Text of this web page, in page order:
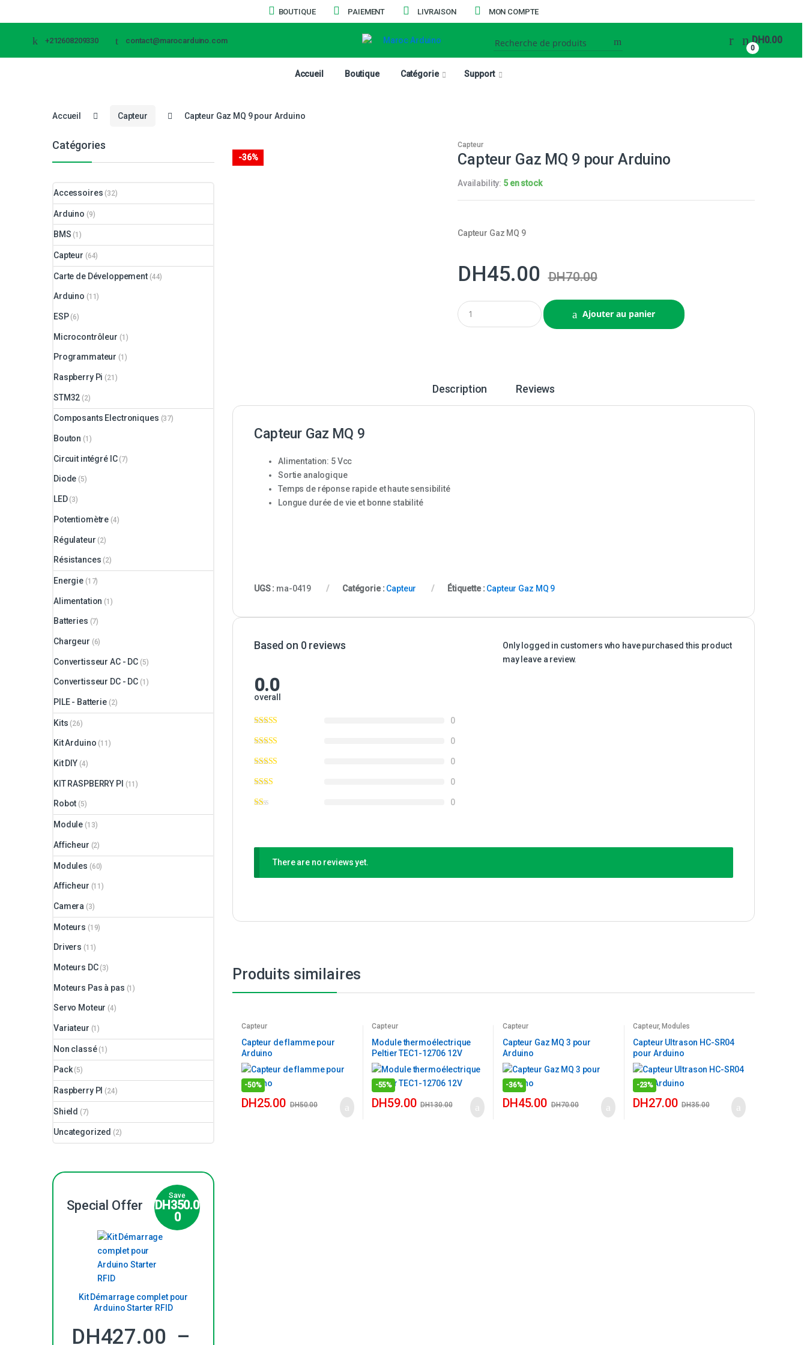
BOUTIQUE PAIEMENT LIVRAISON MON COMPTE
+212608209330 contact@marocarduino.com
for:
0
DH0.00
Accueil Boutique Catégorie Support
Accueil Capteur Capteur Gaz MQ 9 pour Arduino
-36%
Capteur
Capteur Gaz MQ 9 pour Arduino
Availability: 5 en stock
Capteur Gaz MQ 9
DH45.00 DH70.00
Q
u
Ajouter au panier
Description Reviews
Capteur Gaz MQ 9
Alimentation: 5 Vcc
Sortie analogique
Temps de réponse rapide et haute sensibilité
Longue durée de vie et bonne stabilité
UGS : ma-0419 Catégorie : Capteur Étiquette : Capteur Gaz MQ 9
Based on 0 reviews
0.0
overall
0
0
0
0
0
Only logged in customers who have purchased this product
may leave a review.
There are no reviews yet.
Produits similaires
Capteur
Capteur de flamme pour
Arduino
-50%
DH25.00 DH50.00
Capteur
Module thermoélectrique
Peltier TEC1-12706 12V
-55%
DH59.00 DH130.00
Capteur
Capteur Gaz MQ 3 pour
Arduino
-36%
DH45.00 DH70.00
Capteur,Modules
Capteur Ultrason HC-SR04
pour Arduino
-23%
DH27.00 DH35.00
Catégories
Accessoires (32)
Arduino (9)
BMS (1)
Capteur (64)
Carte de Développement (44)
Arduino (11)
ESP (6)
Microcontrôleur (1)
Programmateur (1)
Raspberry Pi (21)
STM32 (2)
Composants Electroniques (37)
Bouton (1)
Circuit intégré IC (7)
Diode (5)
LED (3)
Potentiomètre (4)
Régulateur (2)
Résistances (2)
Energie (17)
Alimentation (1)
Batteries (7)
Chargeur (6)
Convertisseur AC - DC (5)
Convertisseur DC - DC (1)
PILE - Batterie (2)
Kits (26)
Kit Arduino (11)
Kit DIY (4)
KIT RASPBERRY PI (11)
Robot (5)
Module (13)
Afficheur (2)
Modules (60)
Afficheur (11)
Camera (3)
Moteurs (19)
Drivers (11)
Moteurs DC (3)
Moteurs Pas à pas (1)
Servo Moteur (4)
Variateur (1)
Non classé (1)
Pack (5)
Raspberry PI (24)
Shield (7)
Uncategorized (2)
Special Offer
Save
DH 350.0
0
Kit Démarrage complet pour
Arduino Starter RFID
DH427.00 –